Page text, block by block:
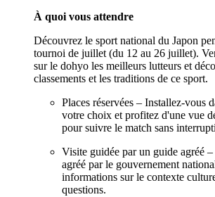
À quoi vous attendre
Découvrez le sport national du Japon
tournoi de juillet (du 12 au 26 juillet).
sur le dohyo les meilleurs lutteurs et
classements et les traditions de ce sport.
Places réservées – Installez-vous
votre choix et profitez d'une vue
pour suivre le match sans
Visite guidée par un guide agréé
agréé par le gouvernement
informations sur le contexte
questions.